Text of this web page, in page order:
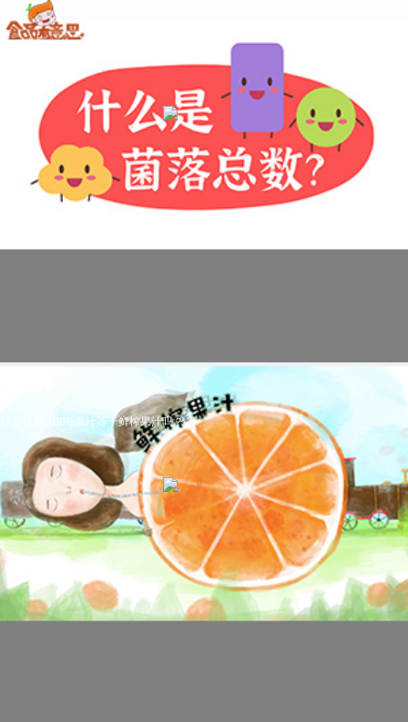
科普视频:100%果汁等于鲜榨果汁吗？